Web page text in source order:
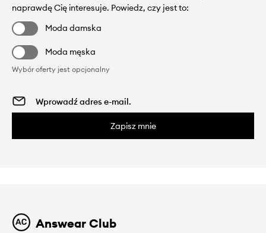
naprawdę Cię interesuje. Powiedz, czy jest to:
Moda damska
Moda męska
Wybór oferty jest opcjonalny
Zapisz mnie
Answear Club